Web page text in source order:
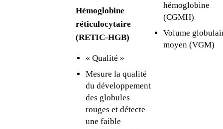
Hémoglobine
réticulocytaire
(RETIC-HGB)
« Qualité »
Mesure la qualité
du développement
des globules
rouges et détecte
une faible
hémoglobine
(CGMH)
Volume
moyen (VGM)